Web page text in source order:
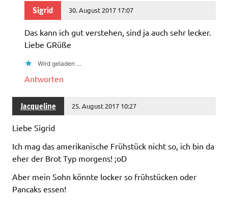
Sigrid 30. August 2017 17:07
Das kann ich gut verstehen, sind ja auch sehr lecker.
Liebe GRüße
Wird geladen …
Antworten
Jacqueline 25. August 2017 10:27
Liebe Sigrid
Ich mag das amerikanische Frühstück nicht so, ich bin da
eher der Brot Typ morgens! ;oD
Aber mein Sohn könnte locker so frühstücken oder
Pancaks essen!